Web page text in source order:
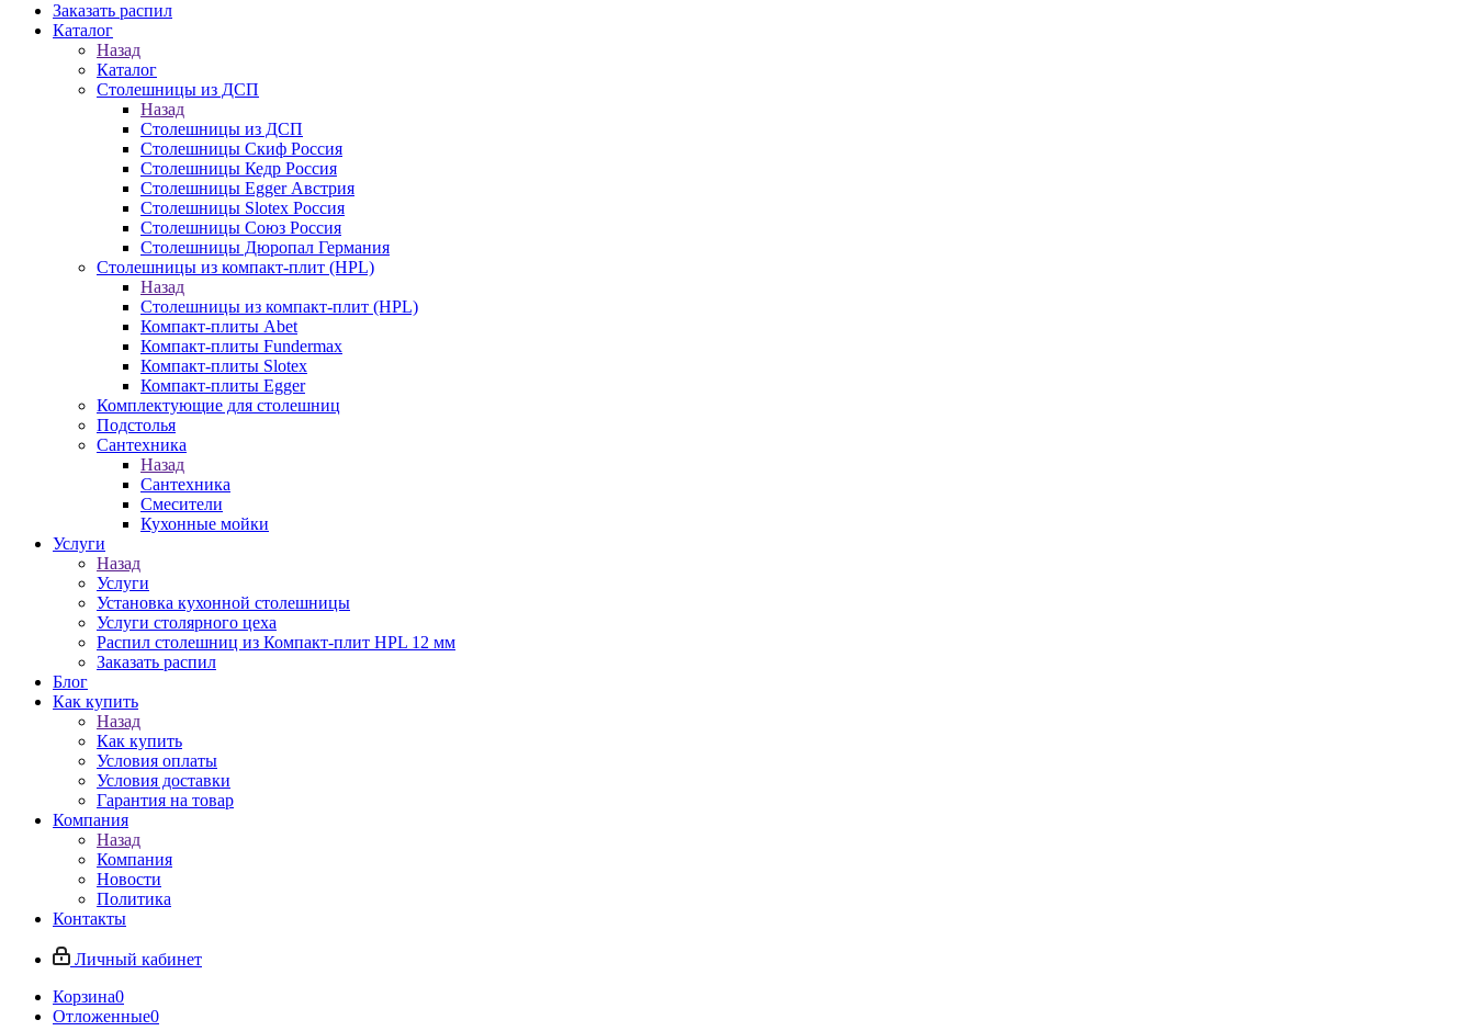
Заказать распил
Каталог
Назад
Каталог
Столешницы из ДСП
Назад
Столешницы из ДСП
Столешницы Скиф Россия
Столешницы Кедр Россия
Столешницы Egger Австрия
Столешницы Slotex Россия
Столешницы Союз Россия
Столешницы Дюропал Германия
Столешницы из компакт-плит (HPL)
Назад
Столешницы из компакт-плит (HPL)
Компакт-плиты Abet
Компакт-плиты Fundermax
Компакт-плиты Slotex
Компакт-плиты Egger
Комплектующие для столешниц
Подстолья
Сантехника
Назад
Сантехника
Смесители
Кухонные мойки
Услуги
Назад
Услуги
Установка кухонной столешницы
Услуги столярного цеха
Распил столешниц из Компакт-плит HPL 12 мм
Заказать распил
Блог
Как купить
Назад
Как купить
Условия оплаты
Условия доставки
Гарантия на товар
Компания
Назад
Компания
Новости
Политика
Контакты
Личный кабинет
Корзина0
Отложенные0